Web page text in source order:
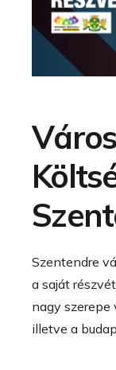
Szentendre
a saját
nagy szerepe
illetve a